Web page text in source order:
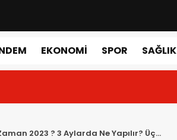
EKONOMI SPOR SAĞLIK
2023 ? 3 Aylarda Ne Yapılır? Üç